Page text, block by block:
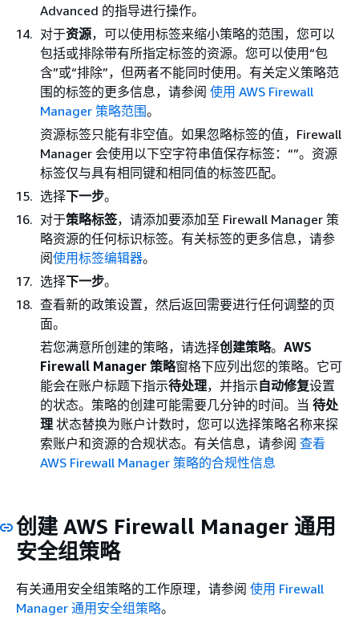
Advanced 的指导进行操作。
对于资源，可以使用标签来缩小策略的范围，您可以
包括或排除带有所指定标签的资源。您可以使用“包
含”或“排除”，但两者不能同时使用。有关定义策略范
围的标签的更多信息，请参阅 使用 AWS Firewall
Manager 策略范围。
资源标签只能有非空值。如果忽略标签的值，Firewall
Manager 会使用以下空字符串值保存标签：“”。资源
标签仅与具有相同键和相同值的标签匹配。
选择下一步。
对于策略标签，请添加要添加至 Firewall Manager 策
略资源的任何标识标签。有关标签的更多信息，请参
阅使用标签编辑器。
选择下一步。
查看新的政策设置，然后返回需要进行任何调整的页
面。
若您满意所创建的策略，请选择创建策略。 AWS
Firewall Manager 策略窗格下应列出您的策略。它可
能会在账户标题下指示待处理，并指示自动修复设置
的状态。策略的创建可能需要几分钟的时间。当 待处
理 状态替换为账户计数时，您可以选择策略名称来探
索账户和资源的合规状态。有关信息，请参阅 查看
AWS Firewall Manager 策略的合规性信息
创建 AWS Firewall Manager 通用
安全组策略
有关通用安全组策略的工作原理，请参阅 使用 Firewall
Manager 通用安全组策略。